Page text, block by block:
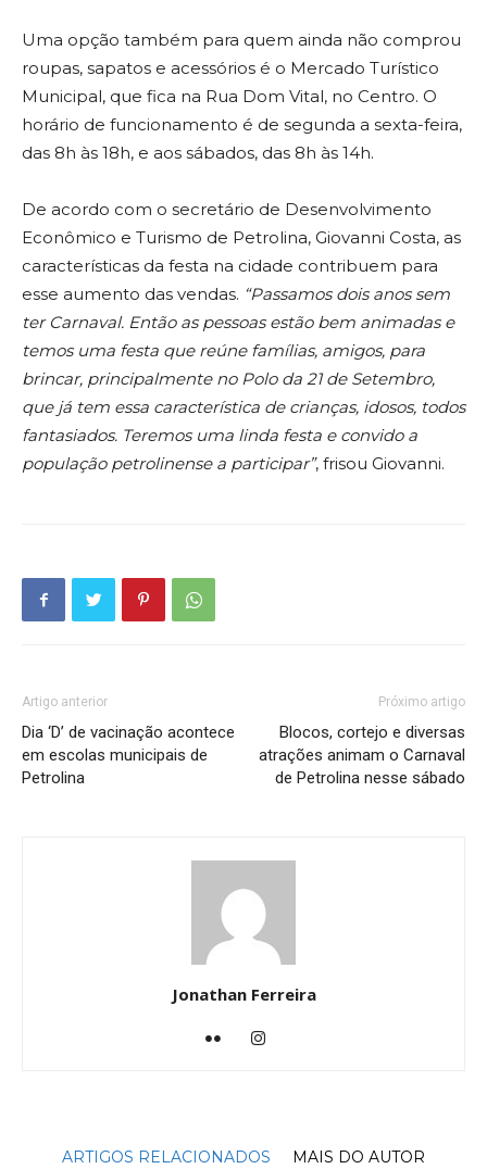
Uma opção também para quem ainda não comprou
roupas, sapatos e acessórios é o Mercado Turístico
Municipal, que fica na Rua Dom Vital, no Centro. O
horário de funcionamento é de segunda a sexta-feira,
das 8h às 18h, e aos sábados, das 8h às 14h.
De acordo com o secretário de Desenvolvimento
Econômico e Turismo de Petrolina, Giovanni Costa, as
características da festa na cidade contribuem para
esse aumento das vendas. “Passamos dois anos sem
ter Carnaval. Então as pessoas estão bem animadas e
temos uma festa que reúne famílias, amigos, para
brincar, principalmente no Polo da 21 de Setembro,
que já tem essa característica de crianças, idosos, todos
fantasiados. Teremos uma linda festa e convido a
população petrolinense a participar”, frisou Giovanni.
Artigo anterior
Dia ‘D’ de vacinação acontece
em escolas municipais de
Petrolina
Próximo artigo
Blocos, cortejo e diversas
atrações animam o Carnaval
de Petrolina nesse sábado
Jonathan Ferreira
ARTIGOS RELACIONADOS MAIS DO AUTOR